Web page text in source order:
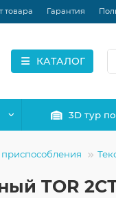
товара Гарантия
КАТАЛОГ
3D тур
приспособления
TOR